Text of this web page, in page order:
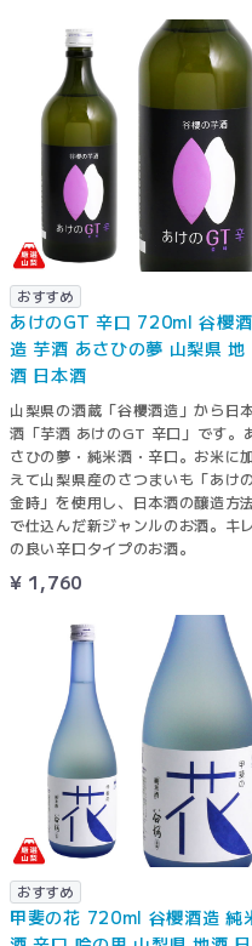
おすすめ
あけのGT 辛口 720ml 谷櫻酒
造 芋酒 あさひの夢 山梨県 地
酒 日本酒
山梨県の酒蔵「谷櫻酒造」から日
酒「芋酒 あけのGT 辛口」です。
さひの夢・純米酒・辛口。お米に加
えて山梨県産のさつまいも「あけの
金時」を使用し、日本酒の醸造方法
で仕込んだ新ジャンルのお酒。キレ
の良い辛口タイプのお酒。
¥ 1,760
おすすめ
甲斐の花 720ml 谷櫻酒造 純